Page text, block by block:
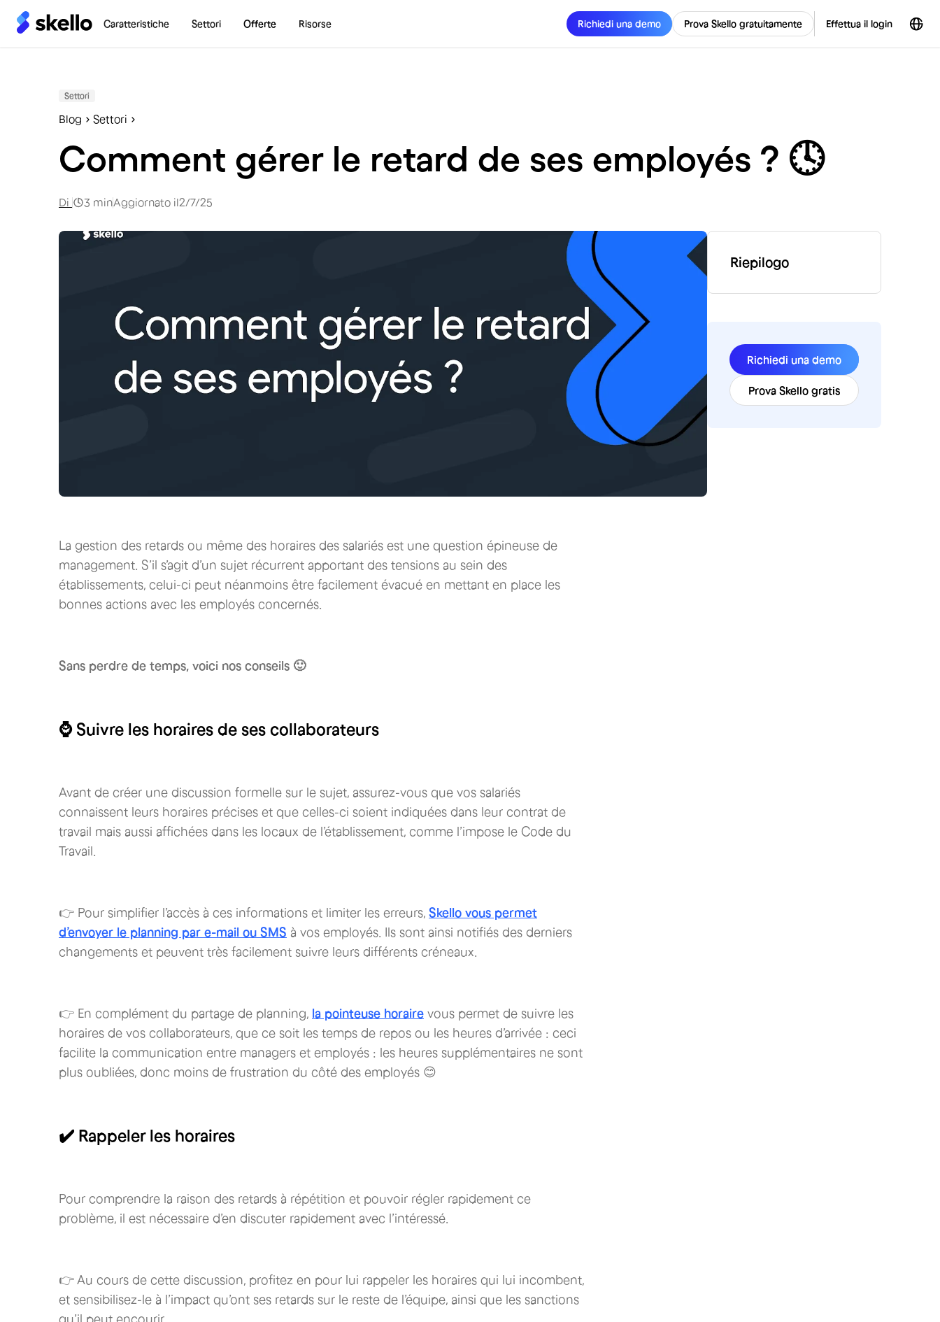
Caratteristiche Settori Offerte Risorse Richiedi una demo Prova Skello gratuitamente Effettua il login
Settori
Blog Settori
Comment gérer le retard de ses employés ? 🕓
Di 3 minAggiornato il2/7/25
La gestion des retards ou même des horaires des salariés est une question épineuse de
management. S’il s’agit d’un sujet récurrent apportant des tensions au sein des
établissements, celui-ci peut néanmoins être facilement évacué en mettant en place les
bonnes actions avec les employés concernés.
Sans perdre de temps, voici nos conseils 🙂
⌚️ Suivre les horaires de ses collaborateurs
Avant de créer une discussion formelle sur le sujet, assurez-vous que vos salariés
connaissent leurs horaires précises et que celles-ci soient indiquées dans leur contrat de
travail mais aussi affichées dans les locaux de l’établissement, comme l’impose le Code du
Travail.
👉 Pour simplifier l’accès à ces informations et limiter les erreurs, Skello vous permet
d’envoyer le planning par e-mail ou SMS à vos employés. Ils sont ainsi notifiés des derniers
changements et peuvent très facilement suivre leurs différents créneaux.
👉 En complément du partage de planning, la pointeuse horaire vous permet de suivre les
horaires de vos collaborateurs, que ce soit les temps de repos ou les heures d’arrivée : ceci
facilite la communication entre managers et employés : les heures supplémentaires ne sont
plus oubliées, donc moins de frustration du côté des employés 😊
✔️ Rappeler les horaires
Pour comprendre la raison des retards à répétition et pouvoir régler rapidement ce
problème, il est nécessaire d’en discuter rapidement avec l’intéressé.
👉 Au cours de cette discussion, profitez en pour lui rappeler les horaires qui lui incombent,
et sensibilisez-le à l’impact qu’ont ses retards sur le reste de l’équipe, ainsi que les sanctions
qu’il peut encourir.
Riepilogo
Richiedi una demo
Prova Skello gratis